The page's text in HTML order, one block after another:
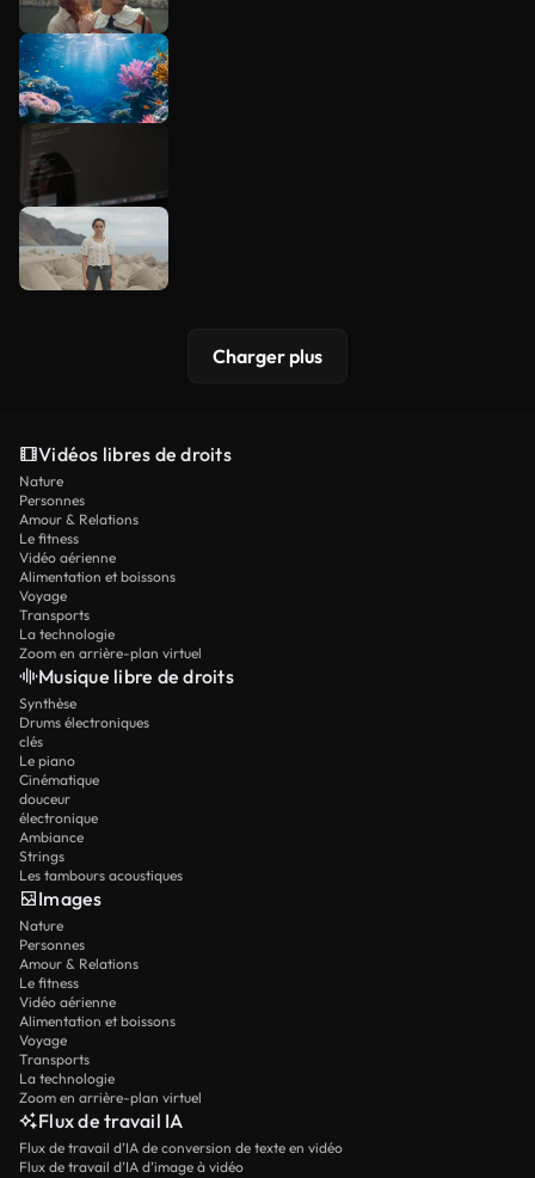
Charger plus
Vidéos libres de droits
Nature
Personnes
Amour & Relations
Le fitness
Vidéo aérienne
Alimentation et boissons
Voyage
Transports
La technologie
Zoom en arrière-plan virtuel
Musique libre de droits
Synthèse
Drums électroniques
clés
Le piano
Cinématique
douceur
électronique
Ambiance
Strings
Les tambours acoustiques
Images
Nature
Personnes
Amour & Relations
Le fitness
Vidéo aérienne
Alimentation et boissons
Voyage
Transports
La technologie
Zoom en arrière-plan virtuel
Flux de travail IA
Flux de travail d’IA de conversion de texte en vidéo
Flux de travail d’IA d’image à vidéo